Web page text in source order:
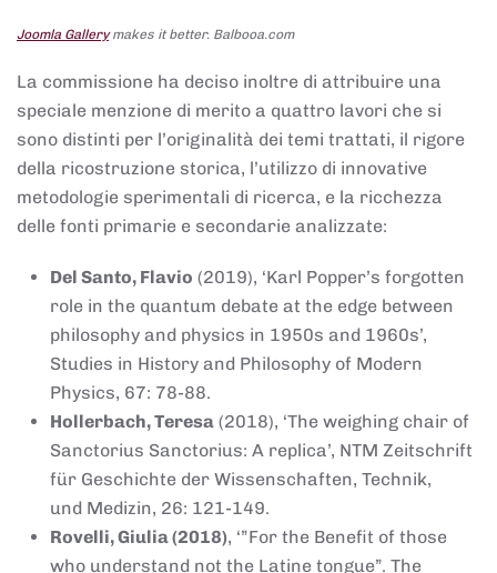
Joomla Gallerymakes it better. Balbooa.com
La commissione ha deciso inoltre di attribuire una
speciale menzione di merito a quattro lavori che si
sono distinti per l’originalità dei temi trattati, il rigore
della ricostruzione storica, l’utilizzo di innovative
metodologie sperimentali di ricerca, e la ricchezza
delle fonti primarie e secondarie analizzate:
Del Santo, Flavio (2019), ‘Karl Popper’s forgotten
role in the quantum debate at the edge between
philosophy and physics in 1950s and 1960s’,
Studies in History and Philosophy of Modern
Physics, 67: 78-88.
Hollerbach, Teresa (2018), ‘The weighing chair of
Sanctorius Sanctorius: A replica’, NTM Zeitschrift
für Geschichte der Wissenschaften, Technik,
und Medizin, 26: 121-149.
Rovelli, Giulia (2018), ‘”For the Benefit of those
who understand not the Latine tongue”. The